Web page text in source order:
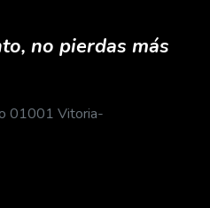
y útiles
ayudar en tu negocio
no pierdas más
01001 Vitoria-